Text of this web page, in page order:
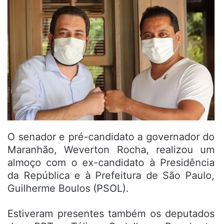
O senador e pré-candidato a governador do
Maranhão, Weverton Rocha, realizou um
almoço com o ex-candidato à Presidência
da República e à Prefeitura de São Paulo,
Guilherme Boulos (PSOL).
Estiveram presentes também os deputados